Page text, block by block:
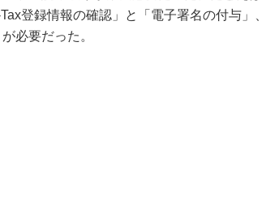
登録情報の確認」と「電子署名の付与」、
必要だった。